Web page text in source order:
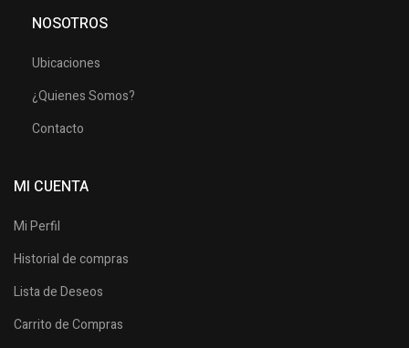
NOSOTROS
Ubicaciones
¿Quienes Somos?
Contacto
MI CUENTA
Mi Perfil
Historial de compras
Lista de Deseos
Carrito de Compras